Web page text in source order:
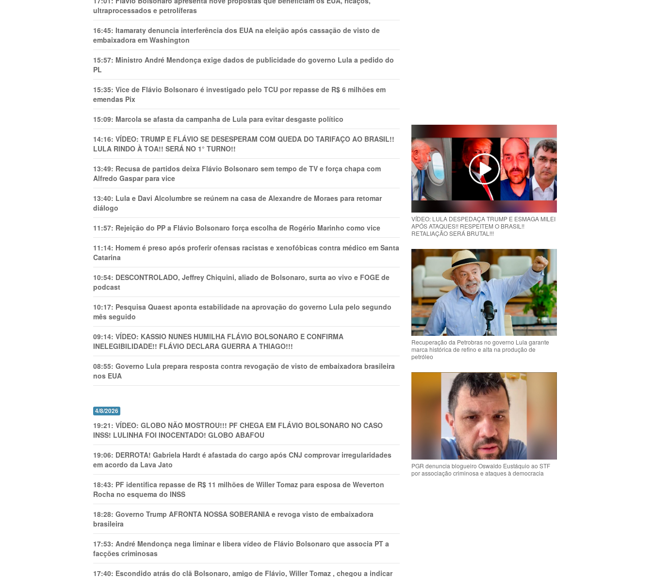
ultraprocessados e petrolíferas
16:45: Itamaraty denuncia interferência dos EUA na eleição após cassação de visto de
embaixadora em Washington
15:57: Ministro André Mendonça exige dados de publicidade do governo Lula a pedido do
PL
15:35: Vice de Flávio Bolsonaro é investigado pelo TCU por repasse de R$ 6 milhões em
emendas Pix
15:09: Marcola se afasta da campanha de Lula para evitar desgaste político
14:16: VÍDEO: TRUMP E FLÁVIO SE DESESPERAM COM QUEDA DO TARIFAÇO AO BRASIL!!
LULA RINDO À TOA!! SERÁ NO 1° TURNO!!
13:49: Recusa de partidos deixa Flávio Bolsonaro sem tempo de TV e força chapa com
Alfredo Gaspar para vice
13:40: Lula e Davi Alcolumbre se reúnem na casa de Alexandre de Moraes para retomar
diálogo
11:57: Rejeição do PP a Flávio Bolsonaro força escolha de Rogério Marinho como vice
11:14: Homem é preso após proferir ofensas racistas e xenofóbicas contra médico em Santa
Catarina
10:54: DESCONTROLADO, Jeffrey Chiquini, aliado de Bolsonaro, surta ao vivo e FOGE de
podcast
10:17: Pesquisa Quaest aponta estabilidade na aprovação do governo Lula pelo segundo
mês seguido
09:14: VÍDEO: KASSIO NUNES HUMlLHA FLÁVIO BOLSONARO E CONFIRMA
INELEGIBILIDADE!! FLÁVIO DECLARA GUERRA A THIAGO!!!
08:55: Governo Lula prepara resposta contra revogação de visto de embaixadora brasileira
nos EUA
4/8/2026
19:21: VÍDEO: GLOBO NÃO MOSTROU!!! PF CHEGA EM FLÁVIO BOLSONARO NO CASO
INSS! LULINHA FOI INOCENTADO! GLOBO ABAFOU
19:06: DERROTA! Gabriela Hardt é afastada do cargo após CNJ comprovar irregularidades
em acordo da Lava Jato
18:43: PF identifica repasse de R$ 11 milhões de Willer Tomaz para esposa de Weverton
Rocha no esquema do INSS
18:28: Governo Trump AFRONTA NOSSA SOBERANIA e revoga visto de embaixadora
brasileira
17:53: André Mendonça nega liminar e libera vídeo de Flávio Bolsonaro que associa PT a
facções criminosas
17:40: Escondido atrás do clã Bolsonaro, amigo de Flávio, Willer Tomaz , chegou a indicar
VÍDEO: LULA DESPEDAÇA TRUMP E ESMAGA MILEI
APÓS ATAQUES!! RESPEITEM O BRASIL!!
RETALIAÇÃO SERÁ BRUTAL!!!
Recuperação da Petrobras no governo Lula garante
marca histórica de refino e alta na produção de
petróleo
PGR denuncia blogueiro Oswaldo Eustáquio ao STF
por associação criminosa e ataques à democracia